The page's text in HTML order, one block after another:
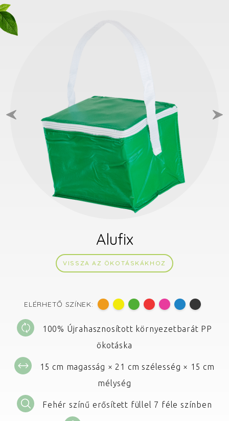
Alufix
VISSZA AZ ÖKOTÁSKÁKHOZ
ELÉRHETŐ SZÍNEK:
100% Újrahasznosított környezetbarát PP
ökotáska
15 cm magasság × 21 cm szélesség × 15 cm
mélység
Fehér színű erősített füllel 7 féle színben